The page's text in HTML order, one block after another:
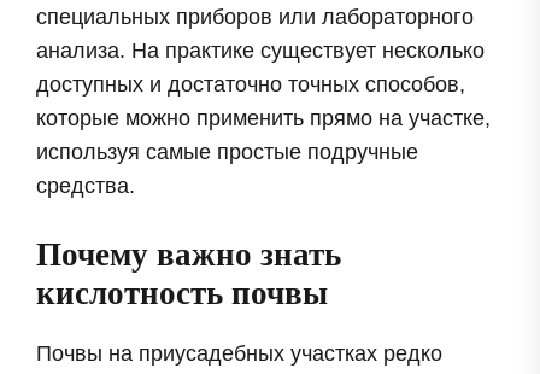
специальных приборов или лабораторного
анализа. На практике существует несколько
доступных и достаточно точных способов,
которые можно применить прямо на участке,
используя самые простые подручные
средства.
Почему важно знать
кислотность почвы
Почвы на приусадебных участках редко